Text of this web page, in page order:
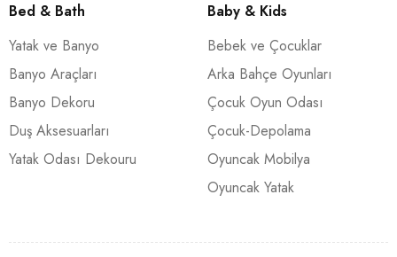
Bed & Bath
Yatak ve Banyo
Banyo Araçları
Banyo Dekoru
Duş Aksesuarları
Yatak Odası Dekouru
Baby & Kids
Bebek ve Çocuklar
Arka Bahçe Oyunları
Çocuk Oyun Odası
Çocuk-Depolama
Oyuncak Mobilya
Oyuncak Yatak